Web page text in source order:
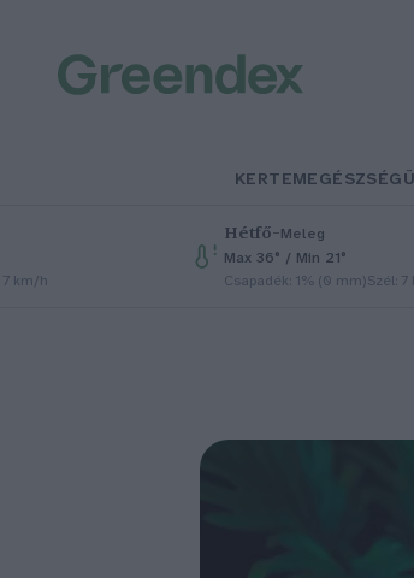
KERTEM
7 km/h
Hétfő–Meleg
Max 36° / Min 21°
Csapadék: 1% (0 mm)Szél: 7